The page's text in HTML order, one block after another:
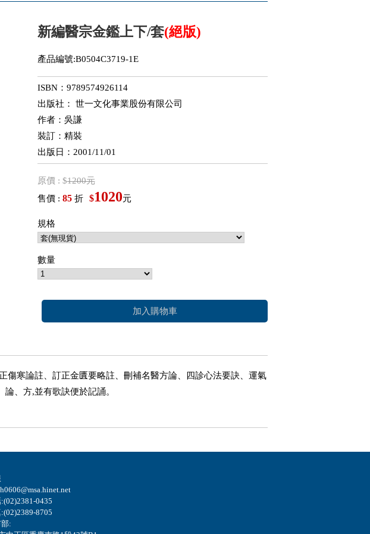
新編醫宗金鑑上下/套(絕版)
產品編號:B0504C3719-1E
ISBN：9789574926114
出版社： 世一文化事業股份有限公司
作者：吳謙
裝訂：精裝
出版日：2001/11/01
原價 : $1200元
售價 : 85折 $1020元
規格
數量
加入購物車
傷寒論註、訂正金匱要略註、刪補名醫方論、四診心法要訣、運氣
、方,並有歌訣便於記誦。
0435
8705
: